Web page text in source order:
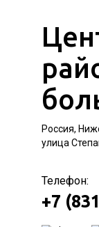
Россия,
улица
Телефон:
+7